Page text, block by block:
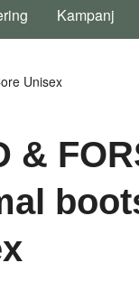
Kampanj
Unisex
&